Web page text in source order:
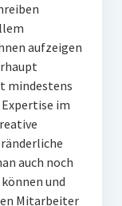
aufzeigen
mindestens
im
auch noch
und
Mitarbeiter